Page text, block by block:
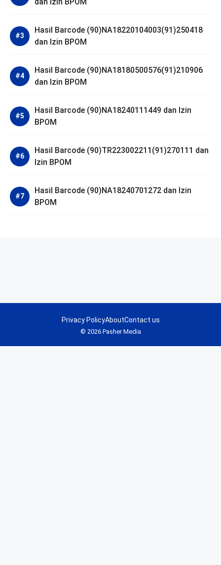
Hasil Barcode (90)NA18220104003(91)250418
dan Izin BPOM
Hasil Barcode (90)NA18180500576(91)210906
dan Izin BPOM
Hasil Barcode (90)NA18240111449 dan Izin
BPOM
Hasil Barcode (90)TR223002211(91)270111 dan
Izin BPOM
Hasil Barcode (90)NA18240701272 dan Izin
BPOM
© 2026 Pasher Media
Privacy PolicyAboutContact us